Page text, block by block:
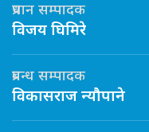
प्रधान सम्पादक
विजय घिमिरे
प्रबन्ध सम्पादक
विकासराज न्यौपाने